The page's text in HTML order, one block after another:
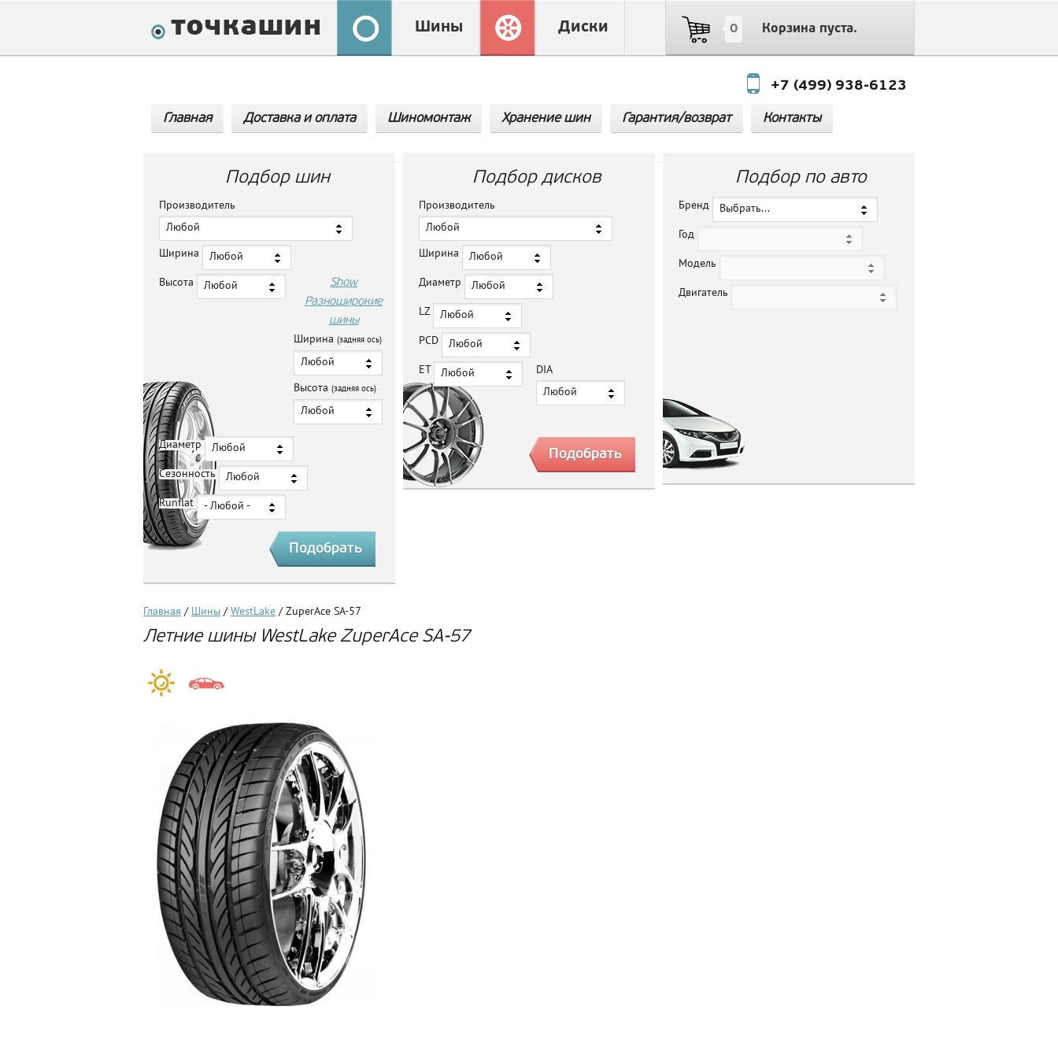
0 Корзина пуста.
Шины Диски
+7 (499) 938-6123
Главная Доставка и оплата Шиномонтаж Хранение шин Гарантия/возврат Контакты
Подбор шин
Производитель
Любой
Ширина Любой
Высота Любой
Show
Разноширокие
шины
Ширина (задняя ось)
Любой
Высота (задняя ось)
Любой
Диаметр Любой
Сезонность Любой
Runflat - Любой -
Подбор дисков
Производитель
Любой
Ширина Любой
Диаметр Любой
LZ Любой
PCD Любой
ET Любой DIA
Любой
Подбор по авто
Бренд Выбрать...
Год
Модель
Двигатель
Главная / Шины / WestLake / ZuperAce SA-57
Летние шины WestLake ZuperAce SA-57